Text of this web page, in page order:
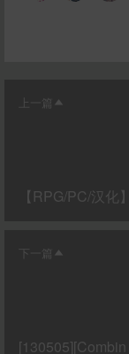
上一篇
【RPG/PC/汉
下一篇